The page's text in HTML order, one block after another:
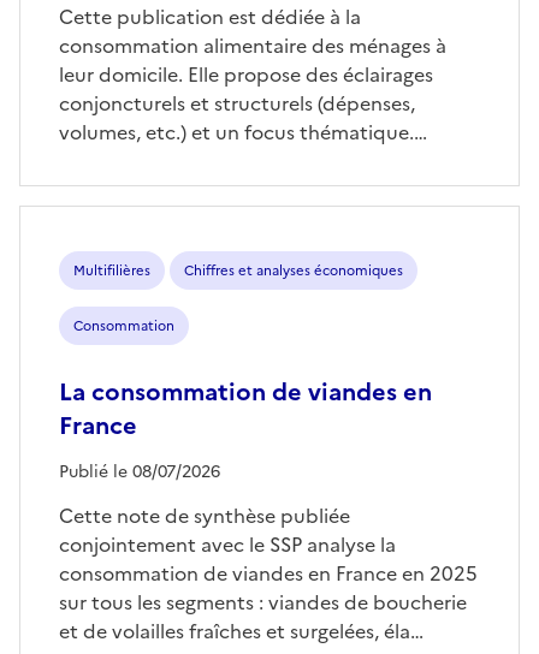
Cette publication est dédiée à la
consommation alimentaire des ménages à
leur domicile. Elle propose des éclairages
conjoncturels et structurels (dépenses,
volumes, etc.) et un focus thématique.…
Multifilières Chiffres et analyses économiques
Consommation
La consommation de viandes en
France
Publié le 08/07/2026
Cette note de synthèse publiée
conjointement avec le SSP analyse la
consommation de viandes en France en 2025
sur tous les segments : viandes de boucherie
et de volailles fraîches et surgelées, éla…